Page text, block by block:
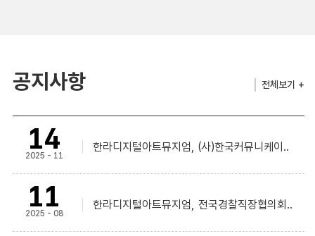
공지사항
14
2025 - 11
한라디지털아트뮤지엄, (사)한국커뮤니케이..
11
2025 - 08
한라디지털아트뮤지엄, 전국경찰직장협의회..
전체보기 +